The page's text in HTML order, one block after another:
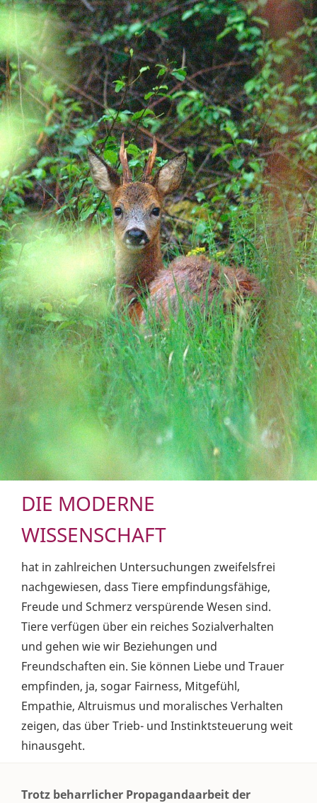
DIE MODERNE
WISSENSCHAFT
hat in zahlreichen Untersuchungen zweifelsfrei
nachgewiesen, dass Tiere empfindungsfähige,
Freude und Schmerz verspürende Wesen sind.
Tiere verfügen über ein reiches Sozialverhalten
und gehen wie wir Beziehungen und
Freundschaften ein. Sie können Liebe und Trauer
empfinden, ja, sogar Fairness, Mitgefühl,
Empathie, Altruismus und moralisches Verhalten
zeigen, das über Trieb- und Instinktsteuerung weit
hinausgeht.
Trotz beharrlicher Propagandaarbeit der